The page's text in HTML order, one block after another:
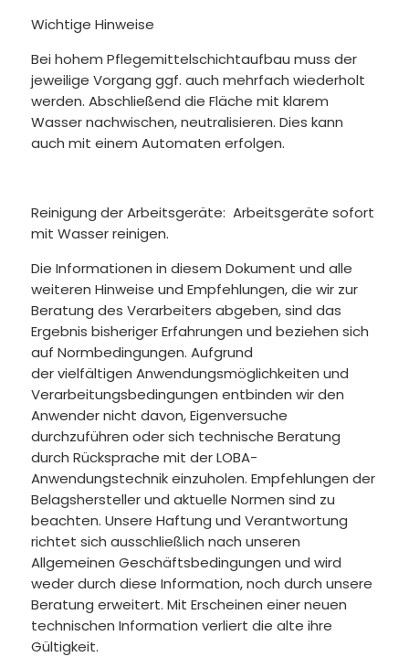
Wichtige Hinweise
Bei hohem Pflegemittelschichtaufbau muss der
jeweilige Vorgang ggf. auch mehrfach wiederholt
werden. Abschließend die Fläche mit klarem
Wasser nachwischen, neutralisieren. Dies kann
auch mit einem Automaten erfolgen.
Reinigung der Arbeitsgeräte: Arbeitsgeräte sofort
mit Wasser reinigen.
Die Informationen in diesem Dokument und alle
weiteren Hinweise und Empfehlungen, die wir zur
Beratung des Verarbeiters abgeben, sind das
Ergebnis bisheriger Erfahrungen und beziehen sich
auf Normbedingungen. Aufgrund
der vielfältigen Anwendungsmöglichkeiten und
Verarbeitungsbedingungen entbinden wir den
Anwender nicht davon, Eigenversuche
durchzuführen oder sich technische Beratung
durch Rücksprache mit der LOBA-
Anwendungstechnik einzuholen. Empfehlungen der
Belagshersteller und aktuelle Normen sind zu
beachten. Unsere Haftung und Verantwortung
richtet sich ausschließlich nach unseren
Allgemeinen Geschäftsbedingungen und wird
weder durch diese Information, noch durch unsere
Beratung erweitert. Mit Erscheinen einer neuen
technischen Information verliert die alte ihre
Gültigkeit.